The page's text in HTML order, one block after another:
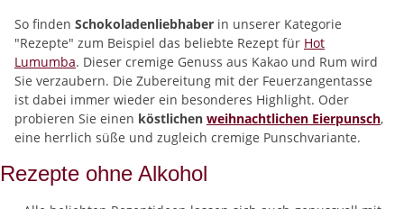
So finden Schokoladenliebhaber in unserer Kategorie
"Rezepte" zum Beispiel das beliebte Rezept für Hot
Lumumba. Dieser cremige Genuss aus Kakao und Rum wird
Sie verzaubern. Die Zubereitung mit der Feuerzangentasse
ist dabei immer wieder ein besonderes Highlight. Oder
probieren Sie einen köstlichen weihnachtlichen Eierpunsch,
eine herrlich süße und zugleich cremige Punschvariante.
Rezepte ohne Alkohol